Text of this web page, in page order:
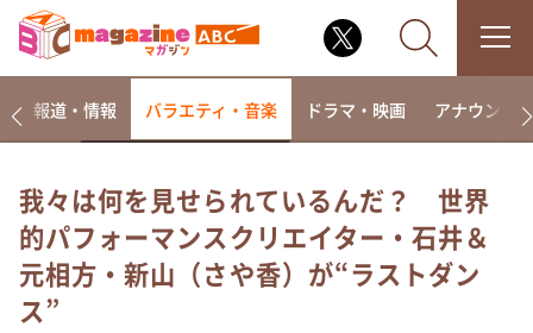
なるみ・岡村の過ぎるTV
相席食堂
報道・情報 バラエティ・音楽 ドラマ・映画 アナウンサー
我々は何を見せられているんだ？ 世界
的パフォーマンスクリエイター・石井＆
元相方・新山（さや香）が“ラストダン
ス”